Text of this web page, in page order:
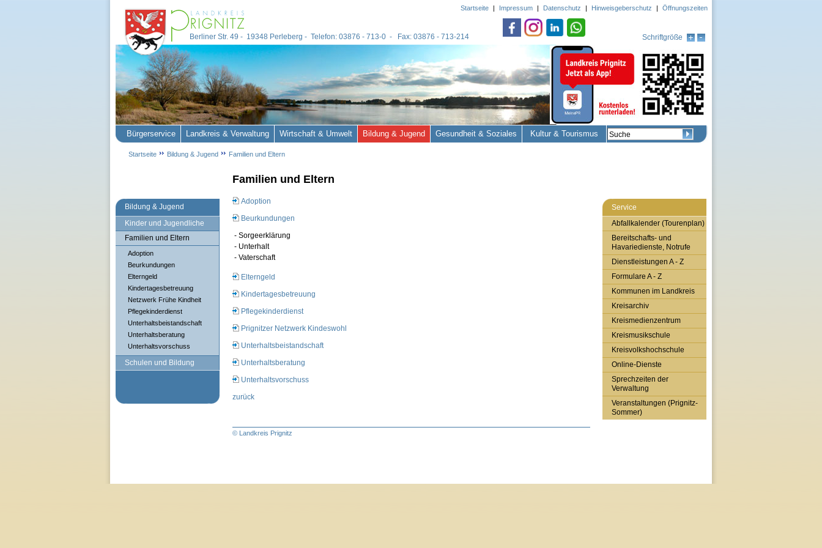
Bildung & Jugend
Kinder und Jugendliche
Familien und Eltern
Adoption
Beurkundungen
Elterngeld
Kindertagesbetreuung
Netzwerk Frühe Kindheit
Pflegekinderdienst
Unterhaltsbeistandschaft
Unterhaltsberatung
Unterhaltsvorschuss
Schulen und Bildung
Familien und Eltern
Adoption
Beurkundungen
- Sorgeerklärung
- Unterhalt
- Vaterschaft
Elterngeld
Kindertagesbetreuung
Pflegekinderdienst
Prignitzer Netzwerk Kindeswohl
Unterhaltsbeistandschaft
Unterhaltsberatung
Unterhaltsvorschuss
zurück
© Landkreis Prignitz
Service
Abfallkalender (Tourenplan)
Bereitschafts- und
Havariedienste, Notrufe
Dienstleistungen A - Z
Formulare A - Z
Kommunen im Landkreis
Kreisarchiv
Kreismedienzentrum
Kreismusikschule
Kreisvolkshochschule
Online-Dienste
Sprechzeiten der
Verwaltung
Veranstaltungen (Prignitz-
Sommer)
Berliner Str. 49 - 19348 Perleberg - Telefon: 03876 - 713-0 - Fax: 03876 - 713-214 Schriftgröße
Startseite | Impressum | Datenschutz | Hinweisgeberschutz | Öffnungszeiten
Bürgerservice Landkreis & Verwaltung Wirtschaft & Umwelt Bildung & Jugend Gesundheit & Soziales Kultur & Tourismus
Startseite Bildung & Jugend Familien und Eltern